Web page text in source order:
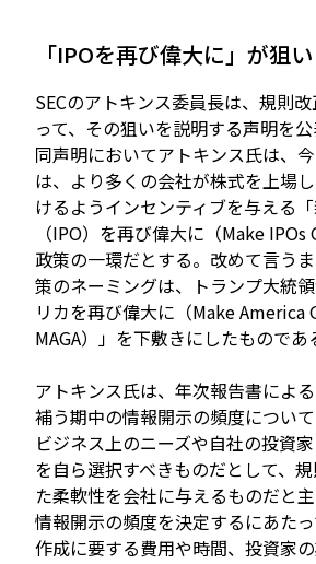
「IPOを再び偉大に」が狙い
SECのアトキンス委員長は、規則
って、その狙いを説明する声明を公
同声明においてアトキンス氏は、
は、より多くの会社が株式を上場
けるようインセンティブを与える
（IPO）を再び偉大に（Make IPOs
政策の一環だとする。改めて言う
策のネーミングは、トランプ大統
リカを再び偉大に（Make America
MAGA）」を下敷きにしたものであ
アトキンス氏は、年次報告書によ
補う期中の情報開示の頻度につい
ビジネス上のニーズや自社の投資
を自ら選択すべきものだとして、
た柔軟性を会社に与えるものだと主
情報開示の頻度を決定するにあた
作成に要する費用や時間、投資家